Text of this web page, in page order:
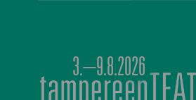
3.–9.8.2026